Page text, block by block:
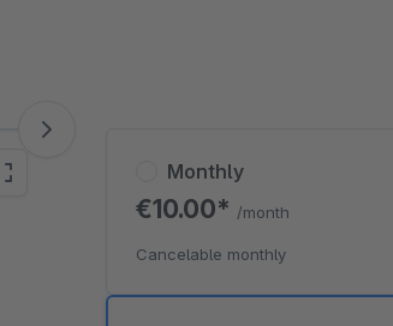
Monthly
€10.00* /month
Cancelable monthly